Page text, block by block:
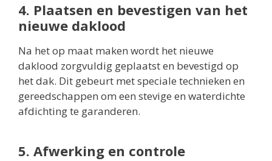
4. Plaatsen en bevestigen van het
nieuwe daklood
Na het op maat maken wordt het nieuwe
daklood zorgvuldig geplaatst en bevestigd op
het dak. Dit gebeurt met speciale technieken en
gereedschappen om een stevige en waterdichte
afdichting te garanderen.
5. Afwerking en controle